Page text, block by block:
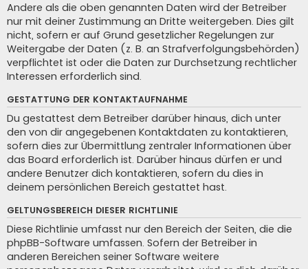
Andere als die oben genannten Daten wird der Betreiber
nur mit deiner Zustimmung an Dritte weitergeben. Dies gilt
nicht, sofern er auf Grund gesetzlicher Regelungen zur
Weitergabe der Daten (z. B. an Strafverfolgungsbehörden)
verpflichtet ist oder die Daten zur Durchsetzung rechtlicher
Interessen erforderlich sind.
GESTATTUNG DER KONTAKTAUFNAHME
Du gestattest dem Betreiber darüber hinaus, dich unter
den von dir angegebenen Kontaktdaten zu kontaktieren,
sofern dies zur Übermittlung zentraler Informationen über
das Board erforderlich ist. Darüber hinaus dürfen er und
andere Benutzer dich kontaktieren, sofern du dies in
deinem persönlichen Bereich gestattet hast.
GELTUNGSBEREICH DIESER RICHTLINIE
Diese Richtlinie umfasst nur den Bereich der Seiten, die die
phpBB-Software umfassen. Sofern der Betreiber in
anderen Bereichen seiner Software weitere